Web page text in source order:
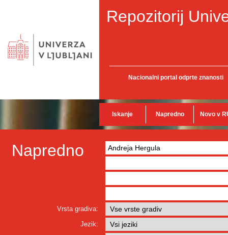
Repozitorij
Nacionalni portal odprte znanosti
Iskanje Napredno Novo v
Napredno
Vrsta gradiva:
Jezik: